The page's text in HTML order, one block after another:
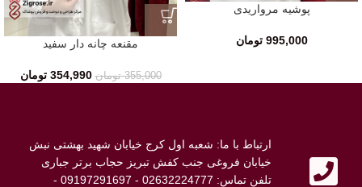
پوشیه مرواریدی
995,000 تومان مقنعه چانه دار سفید
355,000 تومان 354,990 تومان
ارتباط با ما: شعبه اول کرج خیابان شهید بهشتی نبش
خیابان فروغی جنب کفش تبریز حجاب برتر جباری
تلفن تماس: 02632224777 - 09197291697 -